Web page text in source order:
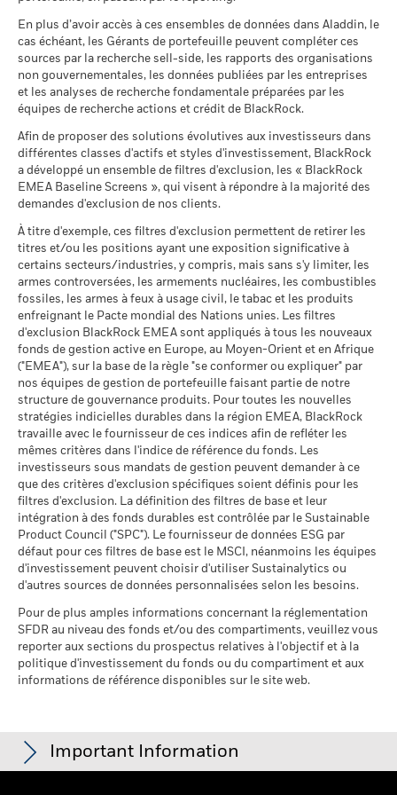
La performance indiquée est calculée après déduction des
frais courants. Les frais d’entrée/de sortie ne sont pas inclus
dans le calcul.
Les chiffres indiqués se rapportent aux performances
passées.Les performances passées ne sont pas un indicateur
fiable des performances futures. Les marchés pourraient
évoluer très différemment. Ceci peut vous aider à évaluer la
façon dont le fonds a été géré dans le passé
La performance est indiquée sur la base de la Valeur nette
d’inventaire (VNI), avec le revenu brut réinvesti le cas échéant.
Le rendement de votre investissement peut augmenter ou
diminuer en raison des fluctuations des devises si votre
investissement est effectué dans une devise autre que celle
utilisée dans le calcul des performances passées. Source :
Blackrock
au marché et/ou à des fins de gestion des risques. Allocations
susceptibles de modification.
Tension
Ce que vous pourriez obtenir après
Rendement annuel moyen
Défavorable
Ce que vous pourriez obtenir après
Rendement annuel moyen
Intermédiaire
Ce que vous pourriez obtenir après
Rendement annuel moyen
Favorable
Ce que vous pourriez obtenir après
Rendement annuel moyen
Le scénario de tension montre ce que vous pourriez obtenir
dans des situations de marché extrêmes.
prospectus.
Pour consulter les méthodologies MSCI sur lesquelles
reposent les Caractéristiques de durabilité, utilisez les liens
ci-dessous.
Notation des fonds ESG MSCI
au 17/juil./2026
A
Pointage de qualité ESG
MSCI (0-10)
au 17/juil./2026
Classification mondiale des
fonds selon Lipper
au 17/juil./2026
Equity Global
Moyenne pondérée de
l'intensité carbone MSCI
(tonnes de CO2e/M$ de
ventes)
au 17/juil./2026
% des avoirs à l'égard
desquels des données ESG
au 17/juil./2026
98,03
Pointage de qualité ESG
MSCI - centile par rapport aux
pairs
au 17/juil./2026
50,17
Fonds dans le groupe de
pairs
au 17/juil./2026
5 521
% de couverture MSCI
Weighted Average Carbon
Intensity
au 17/juil./2026
92,45
du fonds peuvent parfois différer des Notations de fonds ESG
MSCI.
MSCI - Armes nucléaires
au 30/juin/2026
0,00%
MSCI - Armes à feu civiles
au 30/juin/2026
0,00%
MSCI - Tabac
au 30/juin/2026
MSCI - Contrevenants au
Pacte mondial des Nations
Unies
au 30/juin/2026
0,00%
MSCI - Charbon thermique
au 30/juin/2026
0,00%
MSCI - Sables bitumineux
au 30/juin/2026
0,00%
Données sur la
participation aux secteurs
d'activité
au 30/juin/2026
99,94%
Pourcentage des avoirs du
fonds à l'égard desquels
des données ne sont pas
disponibles
au 30/juin/2026
L'exposition de BlackRock aux secteurs d'activité, telle qu'elle
est indiquée ci-dessus, pour le charbon thermique et les
sables bitumineux, est calculée et déclarée pour les
entreprises qui tirent plus de 5 % de leurs revenus du
charbon thermique ou des sables bitumineux, tel que défini
par MSCI ESG Research. L’exposition aux entreprises qui
génèrent des revenus à partir du charbon thermique ou des
sables bitumineux (à un seuil de revenus de 0 %), telle que
définie par MSCI ESG Research, se répartit comme suit :
Les indicateurs de participation aux secteurs d'activité sont
calculés par BlackRock à l’aide des données de MSCI ESG
BlackRock Global Funds - Annual report and
audited financial statements (French)
BlackRock Global Funds - Prospectus (French
- France)
BlackRock Global Funds - Prospectus
(English)
BlackRock Global Funds - Prospectus (French
- Belgium^France)
BlackRock Global Funds - Prospectus -
Addendum (French - France)
Sustainability related disclosure - E_GLOP-
AGG (en)
Voir tous les documents
En plus d’avoir accès à ces ensembles de données dans Aladdin, le
cas échéant, les Gérants de portefeuille peuvent compléter ces
sources par la recherche sell-side, les rapports des organisations
non gouvernementales, les données publiées par les entreprises
et les analyses de recherche fondamentale préparées par les
équipes de recherche actions et crédit de BlackRock.
Afin de proposer des solutions évolutives aux investisseurs dans
différentes classes d'actifs et styles d'investissement, BlackRock
a développé un ensemble de filtres d'exclusion, les « BlackRock
EMEA Baseline Screens », qui visent à répondre à la majorité des
demandes d'exclusion de nos clients.
À titre d'exemple, ces filtres d'exclusion permettent de retirer les
titres et/ou les positions ayant une exposition significative à
certains secteurs/industries, y compris, mais sans s'y limiter, les
armes controversées, les armements nucléaires, les combustibles
fossiles, les armes à feux à usage civil, le tabac et les produits
enfreignant le Pacte mondial des Nations unies. Les filtres
d'exclusion BlackRock EMEA sont appliqués à tous les nouveaux
fonds de gestion active en Europe, au Moyen-Orient et en Afrique
("EMEA"), sur la base de la règle "se conformer ou expliquer" par
nos équipes de gestion de portefeuille faisant partie de notre
structure de gouvernance produits. Pour toutes les nouvelles
stratégies indicielles durables dans la région EMEA, BlackRock
travaille avec le fournisseur de ces indices afin de refléter les
mêmes critères dans l'indice de référence du fonds. Les
investisseurs sous mandats de gestion peuvent demander à ce
que des critères d'exclusion spécifiques soient définis pour les
filtres d'exclusion. La définition des filtres de base et leur
intégration à des fonds durables est contrôlée par le Sustainable
Product Council ("SPC"). Le fournisseur de données ESG par
défaut pour ces filtres de base est le MSCI, néanmoins les équipes
d'investissement peuvent choisir d'utiliser Sustainalytics ou
d'autres sources de données personnalisées selon les besoins.
Pour de plus amples informations concernant la réglementation
SFDR au niveau des fonds et/ou des compartiments, veuillez vous
reporter aux sections du prospectus relatives à l'objectif et à la
politique d'investissement du fonds ou du compartiment et aux
informations de référence disponibles sur le site web.
Important Information